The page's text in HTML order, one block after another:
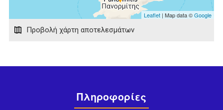
Leaflet | Map data ©Google
Προβολή χάρτη αποτελεσμάτων
Πληροφορίες